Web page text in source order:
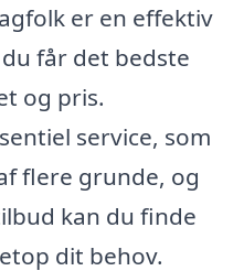
er en effektiv
får det bedste
og pris.
service, som
flere grunde, og
kan du finde
dit behov.